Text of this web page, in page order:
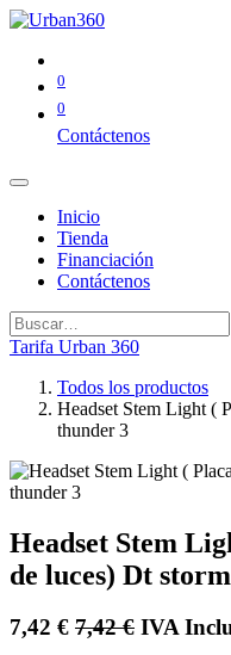
0
0
Contáctenos
Inicio
Tienda
Financiación
Contáctenos
Tarifa Urban 360
Todos los productos
Headset Stem Light (
thunder 3
Headset Stem
de luces) Dt
7,42 € 7,42€ IVA